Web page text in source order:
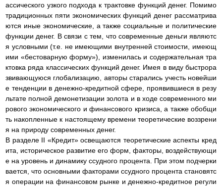
ассического узкого подхода к трактовке функций денег. Помимо
традиционных пяти экономических функций денег рассматрива
ются иные экономические, а также социальные и политические
функции денег. В связи с тем, что современные деньги являютс
я условными (т.е. не имеющими внутренней стоимости, имеющ
ими «бестоварную форму»), изменилась и содержательная тра
ктовка ряда классических функций денег. Имея в виду быстрора
звивающуюся глобализацию, авторы старались учесть новейши
е тенденции в денежно-кредитной сфере, проявившиеся в резу
льтате полной демонетизации золота и в ходе современного ми
рового экономического и финансового кризиса, а также обобщи
ть накопленные к настоящему времени теоретические воззрени
я на природу современных денег.
В разделе II «Кредит» освещаются теоретические аспекты кред
ита, историческое развитие его форм, факторы, воздействующи
е на уровень и динамику ссудного процента. При этом подчерки
вается, что основными факторами ссудного процента становятс
я операции на финансовом рынке и денежно-кредитное регули